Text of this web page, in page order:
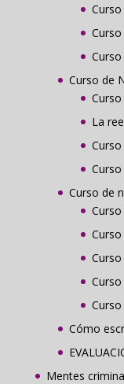
Curso de
La
Curso de
Cómo
Mentes